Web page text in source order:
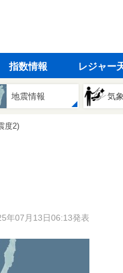
指数情報 レジャー
地震情報 気
度2)
年07月13日06:13発表